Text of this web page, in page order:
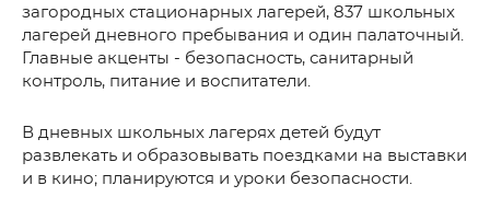
загородных стационарных лагерей, 837 школьных
лагерей дневного пребывания и один палаточный.
Главные акценты - безопасность, санитарный
контроль, питание и воспитатели.
В дневных школьных лагерях детей будут
развлекать и образовывать поездками на выставки
и в кино; планируются и уроки безопасности.